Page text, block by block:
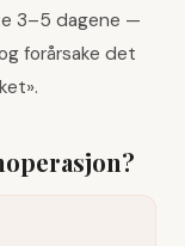
3–5 dagene —
forårsake det